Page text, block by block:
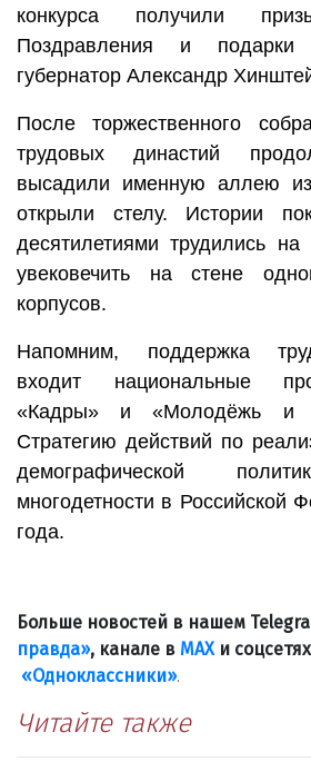
конкурса получили
Поздравления и подарки
губернатор Александр
После торжественного
трудовых династий
высадили именную аллею
открыли стелу. Истории
десятилетиями трудились
увековечить на стене
корпусов.
Напомним, поддержка
входит национальные
«Кадры» и «Молодёжь и
Стратегию действий по
демографической
многодетности в Российской
года.
Больше новостей в нашем
правда», канале в МАХи соцсетях
«Одноклассники».
Читайте также